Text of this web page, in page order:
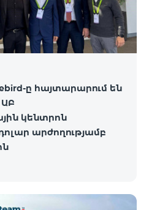
ը հայտարարում են
կենտրոն
դոլար արժողությամբ